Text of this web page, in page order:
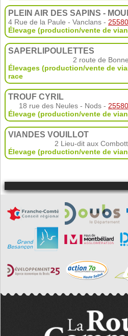
PLEIN AIR DES SAPINS -
4 Rue de la Paule - Vanclans -
Élevage (production/vente de
SAPERLIPOULETTES
2 route de
Élevages (production/vente de
race
TROUF CYRIL
18 rue des Neules - Nods -
Élevage (production/vente de
VIANDES VOUILLOT
2 Lieu-dit aux
Élevage (production/vente de